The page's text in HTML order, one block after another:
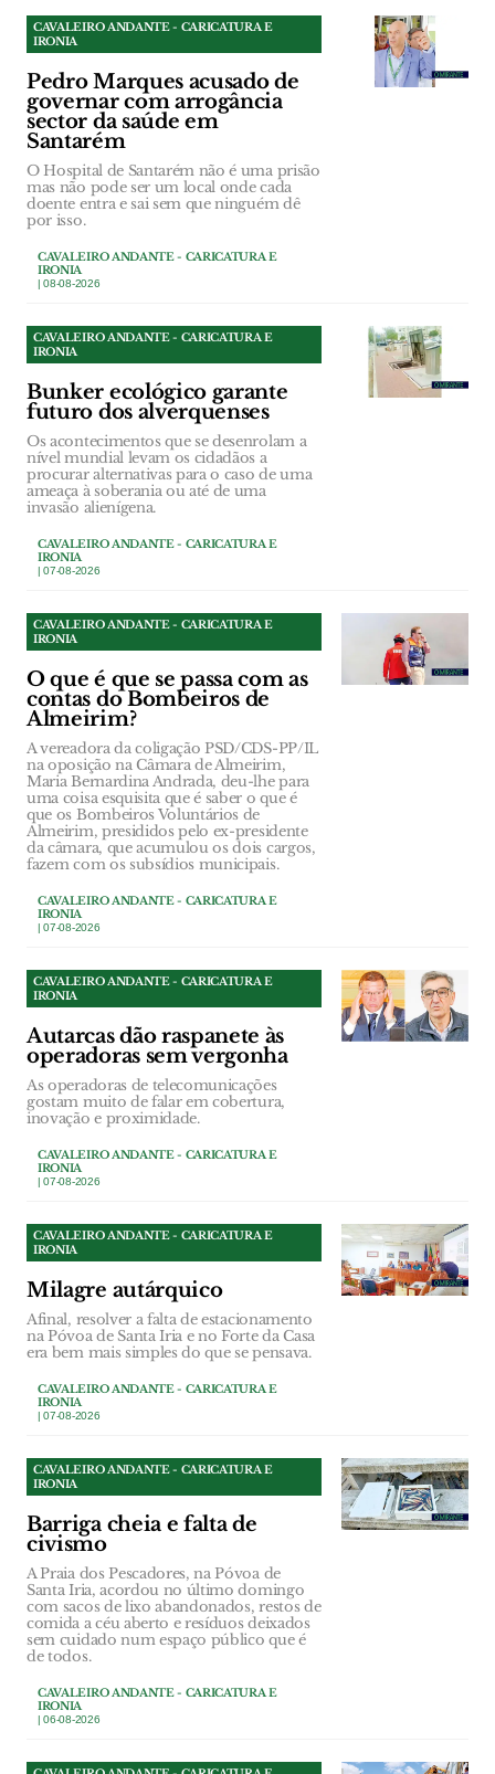
CAVALEIRO ANDANTE - CARICATURA E
IRONIA
Pedro Marques acusado de
governar com arrogância
sector da saúde em
Santarém
O Hospital de Santarém não é uma prisão
mas não pode ser um local onde cada
doente entra e sai sem que ninguém dê
por isso.
CAVALEIRO ANDANTE - CARICATURA E
IRONIA
| 08-08-2026
CAVALEIRO ANDANTE - CARICATURA E
IRONIA
Bunker ecológico garante
futuro dos alverquenses
Os acontecimentos que se desenrolam a
nível mundial levam os cidadãos a
procurar alternativas para o caso de uma
ameaça à soberania ou até de uma
invasão alienígena.
CAVALEIRO ANDANTE - CARICATURA E
IRONIA
| 07-08-2026
CAVALEIRO ANDANTE - CARICATURA E
IRONIA
O que é que se passa com as
contas do Bombeiros de
Almeirim?
A vereadora da coligação PSD/CDS-PP/IL
na oposição na Câmara de Almeirim,
Maria Bernardina Andrada, deu-lhe para
uma coisa esquisita que é saber o que é
que os Bombeiros Voluntários de
Almeirim, presididos pelo ex-presidente
da câmara, que acumulou os dois cargos,
fazem com os subsídios municipais.
CAVALEIRO ANDANTE - CARICATURA E
IRONIA
| 07-08-2026
CAVALEIRO ANDANTE - CARICATURA E
IRONIA
Autarcas dão raspanete às
operadoras sem vergonha
As operadoras de telecomunicações
gostam muito de falar em cobertura,
inovação e proximidade.
CAVALEIRO ANDANTE - CARICATURA E
IRONIA
| 07-08-2026
CAVALEIRO ANDANTE - CARICATURA E
IRONIA
Milagre autárquico
Afinal, resolver a falta de estacionamento
na Póvoa de Santa Iria e no Forte da Casa
era bem mais simples do que se pensava.
CAVALEIRO ANDANTE - CARICATURA E
IRONIA
| 07-08-2026
CAVALEIRO ANDANTE - CARICATURA E
IRONIA
Barriga cheia e falta de
civismo
A Praia dos Pescadores, na Póvoa de
Santa Iria, acordou no último domingo
com sacos de lixo abandonados, restos de
comida a céu aberto e resíduos deixados
sem cuidado num espaço público que é
de todos.
CAVALEIRO ANDANTE - CARICATURA E
IRONIA
| 06-08-2026